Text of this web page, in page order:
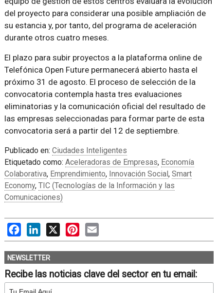
del proyecto para considerar una posible ampliación de
su estancia y, por tanto, del programa de aceleración
durante otros cuatro meses.
El plazo para subir proyectos a la plataforma online de
Telefónica Open Future permanecerá abierto hasta el
próximo 31 de agosto. El proceso de selección de la
convocatoria contempla hasta tres evaluaciones
eliminatorias y la comunicación oficial del resultado de
las empresas seleccionadas para formar parte de esta
convocatoria será a partir del 12 de septiembre.
Publicado en: Ciudades Inteligentes
Etiquetado como: Aceleradoras de Empresas, Economía
Colaborativa, Emprendimiento, Innovación Social, Smart
Economy, TIC (Tecnologías de la Información y las
Comunicaciones)
FacebookLinkedIn
X PinterestEmail
NEWSLETTER
Recibe las noticias clave del sector en tu email: